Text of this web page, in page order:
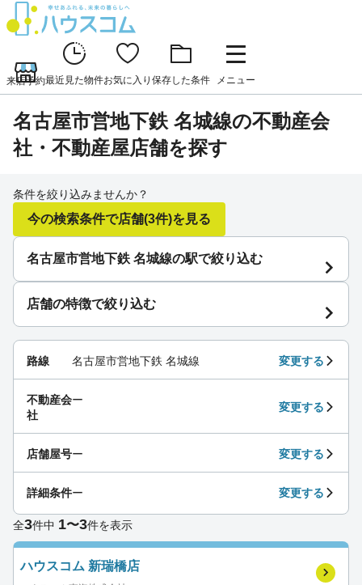
来店予約最近見た物件お気に入り 保存した条件 メニュー
名古屋市営地下鉄 名城線の不動産会
社・不動産屋店舗を探す
条件を絞り込みませんか？
今の検索条件で店舗(3件)を見る
名古屋市営地下鉄 名城線の駅で絞り込む
店舗の特徴で絞り込む
ハウスコム 新瑞橋店
路線 名古屋市営地下鉄 名城線 変更する
不動産会
社
ー
変更する
店舗屋号ー 変更する
詳細条件ー 変更する
全3件中 1〜3件を表示